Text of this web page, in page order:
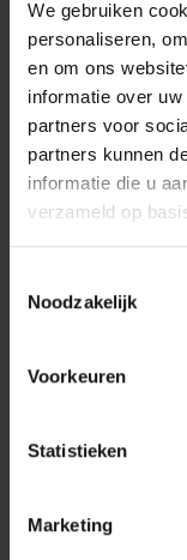
We gebruiken
personaliseren,
en om ons
informatie over
partners voor
partners kunnen
informatie die u
verzameld op
Noodzakelijk
Voorkeuren
Statistieken
Marketing